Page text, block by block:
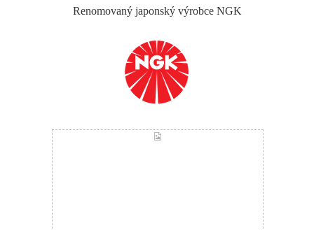
Renomovaný japonský výrobce NGK